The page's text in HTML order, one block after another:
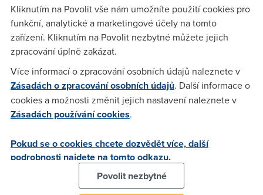
přenesených dat jednotlivých uživatelů, kteří jsou připojeni
přes router či je dokonce daty omezit (FUP)? Mám adsl
modem zyxelR-33 a ten je propojen na ASUS WL500g. Díky
M.
Nargon(14.2.2006 14:38:05)
Tak to by jsi mel vedet nejlepe ty jestli to ten router zvlada.
ale jestli je pripojen na WAN rozhrani asusu, tak se to neda
pouzit, protoze on nevidi primo ty PC, ale jen ten Asus,
takze bude monitorovat celkovej datovej tok. A jestli to umi
Asus, nejlepe zjistis z jeho manualu, ktery u nej urcite byl,
Kliknutím na Povolit vše nám umožníte použití cookies pro
funkční, analytické a marketingové účely na tomto
zařízení. Kliknutím na Povolit nezbytné můžete jejich
zpracování úplně zakázat.
Více informací o zpracování osobních údajů naleznete v
Zásadách o zpracování osobních údajů. Další informace o
cookies a možnosti změnit jejich nastavení naleznete v
Zásadách používání cookies.
Pokud se o cookies chcete dozvědět více, další
podrobnosti najdete na tomto odkazu.
Povolit nezbytné